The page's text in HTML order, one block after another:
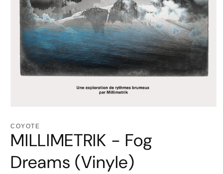
média
dans
une
fenêtre
modale
COYOTE
MILLIMETRIK - Fog
Dreams (Vinyle)